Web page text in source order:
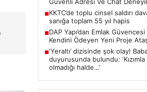
■KKTC’de toplu cinsel saldırı
sanığa toplam 55 yıl hapis
■DAP Yapı’dan Emlak
Kendini Ödeyen Yeni Proje
■‘Yeraltı’ dizisinde şok olay!
duyurusunda bulundu:
olmadığı halde…’